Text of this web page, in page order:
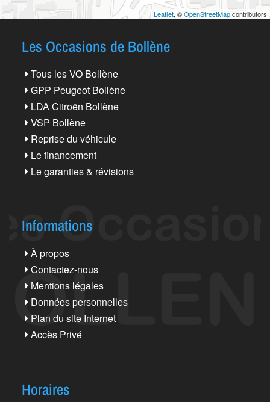
Leaflet, ©OpenStreetMapcontributors
Les Occasions de Bollène
Tous les VO Bollène
GPP Peugeot Bollène
LDA Citroën Bollène
VSP Bollène
Reprise du véhicule
Le financement
Le garanties & révisions
Informations
À propos
Contactez-nous
Mentions légales
Données personnelles
Plan du site Internet
Accès Privé
Horaires